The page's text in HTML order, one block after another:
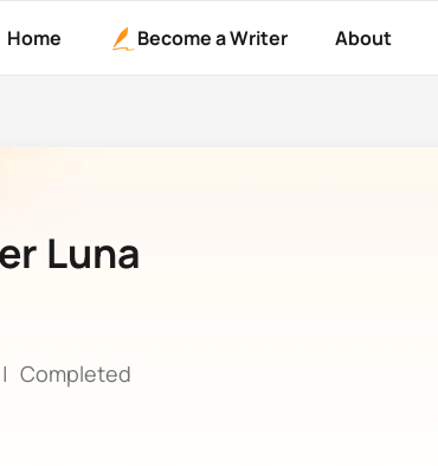
Home Become a Writer About
Luna
| Completed